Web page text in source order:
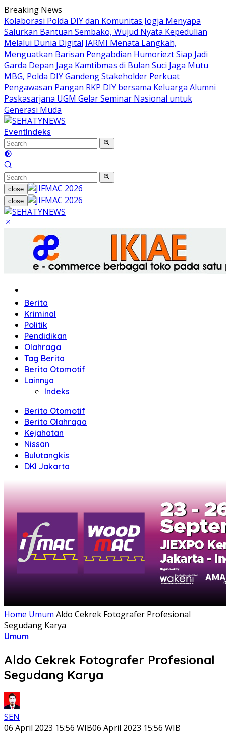
Skip
to
content
Breaking News
Kolaborasi Polda DIY dan Komunitas Jogja Menyapa
Salurkan Bantuan Sembako, Wujud Nyata Kepedulian
Melalui Dunia Digital IARMI Menata Langkah,
Menguatkan Barisan Pengabdian Humoriezt Siap Jadi
Garda Depan Jaga Kamtibmas di Bulan Suci Jaga Mutu
MBG, Polda DIY Gandeng Stakeholder Perkuat
Pengawasan Pangan RKP DIY bersama Keluarga Alumni
Paskasarjana UGM Gelar Seminar Nasional untuk
Generasi Muda
EventIndeks
close
close
Berita
Kriminal
Politik
Pendidikan
Olahraga
Tag Berita
Berita Otomotif
Lainnya
Indeks
Berita Otomotif
Berita Olahraga
Kejahatan
Nissan
Bulutangkis
DKI Jakarta
Home Umum Aldo Cekrek Fotografer Profesional
Segudang Karya
Umum
Aldo Cekrek Fotografer Profesional
Segudang Karya
SEN
06 April 2023 15:56 WIB06 April 2023 15:56 WIB